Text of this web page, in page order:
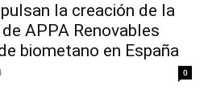
la creación de la
APPA Renovables
biometano en España
0